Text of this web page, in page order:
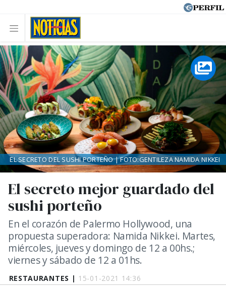
RESTAURANTES | 15-01-2021 14:36
El secreto mejor guardado del
sushi porteño
En el corazón de Palermo Hollywood, una
propuesta superadora: Namida Nikkei. Martes,
miércoles, jueves y domingo de 12 a 00hs.;
viernes y sábado de 12 a 01hs.
EL SECRETO DEL SUSHI PORTEÑO | FOTO:GENTILEZA NAMIDA NIKKEI